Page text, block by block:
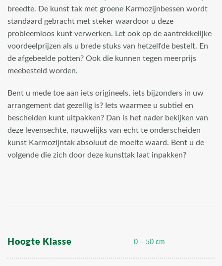
breedte. De kunst tak met groene Karmozijnbessen wordt
standaard gebracht met steker waardoor u deze
probleemloos kunt verwerken. Let ook op de aantrekkelijke
voordeelprijzen als u brede stuks van hetzelfde bestelt. En
de afgebeelde potten? Ook die kunnen tegen meerprijs
meebesteld worden.
Bent u mede toe aan iets origineels, iets bijzonders in uw
arrangement dat gezellig is? Iets waarmee u subtiel en
bescheiden kunt uitpakken? Dan is het nader bekijken van
deze levensechte, nauwelijks van echt te onderscheiden
kunst Karmozijntak absoluut de moeite waard. Bent u de
volgende die zich door deze kunsttak laat inpakken?
Hoogte Klasse 0 – 50 cm